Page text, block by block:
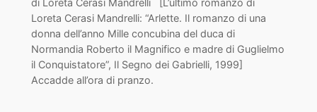
di Loreta Cerasi Mandrelli [L’ultimo romanzo di
Loreta Cerasi Mandrelli: “Arlette. Il romanzo di una
donna dell’anno Mille concubina del duca di
Normandia Roberto il Magnifico e madre di Guglielmo
il Conquistatore”, Il Segno dei Gabrielli, 1999]
Accadde all’ora di pranzo.